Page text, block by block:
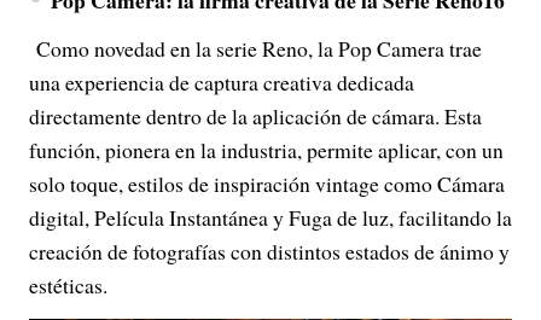
Como novedad en la serie Reno, la Pop Camera trae
una experiencia de captura creativa dedicada
directamente dentro de la aplicación de cámara. Esta
función, pionera en la industria, permite aplicar, con un
solo toque, estilos de inspiración vintage como Cámara
digital, Película Instantánea y Fuga de luz, facilitando la
creación de fotografías con distintos estados de ánimo y
estéticas.